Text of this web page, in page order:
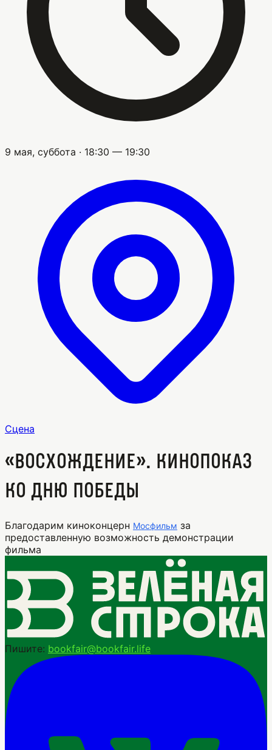
9 мая, суббота · 18:30 — 19:30
Сцена
«Восхождение». Кинопоказ
ко Дню Победы
Благодарим киноконцерн Мосфильм за
предоставленную возможность демонстрации
фильма
Пишите: bookfair@bookfair.life